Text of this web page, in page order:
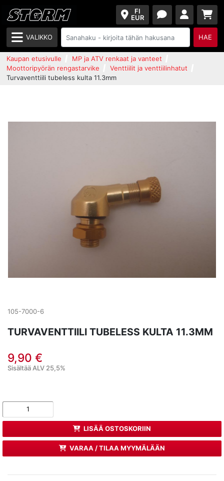
FI
EUR
VALIKKO HAE
Kaupan etusivulle
MP ja ATV renkaat ja vanteet
Moottoripyörän rengastarvike
Venttiilit ja venttiilinhatut
Turvaventtiili tubeless kulta 11.3mm
105-7000-6
TURVAVENTTIILI TUBELESS KULTA 11.3MM
9,90 €
Sisältää ALV 25,5%
LISÄÄ OSTOSKORIIN
VARAA / TILAA MYYMÄLÄÄN